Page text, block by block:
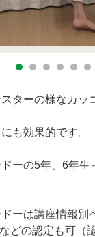
ターの様なカッ
も効果的です。
ーの5年、6年生
ーは講座情報別
どの認定も可（